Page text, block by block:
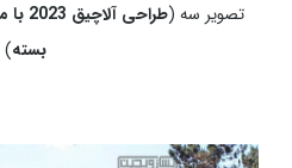
تصویر سه (
طراحی
بسته)